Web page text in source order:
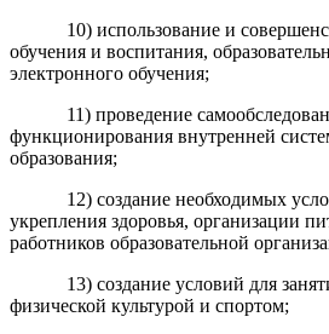
10) использование и
обучения и воспитания,
электронного обучения;
11) проведение
функционирования внутренней
образования;
12) создание необходимых
укрепления здоровья, организации
работников образовательной
13) создание условий для
физической культурой и спортом;